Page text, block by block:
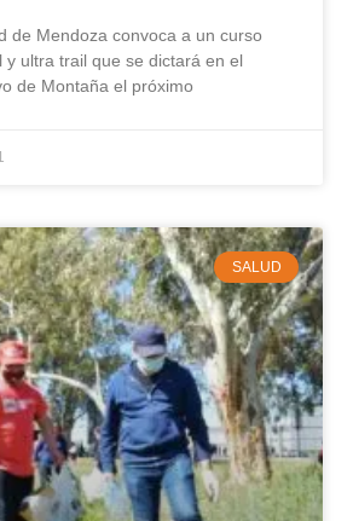
de Mendoza convoca a un curso
y ultra trail que se dictará en el
de Montaña el próximo
SALUD